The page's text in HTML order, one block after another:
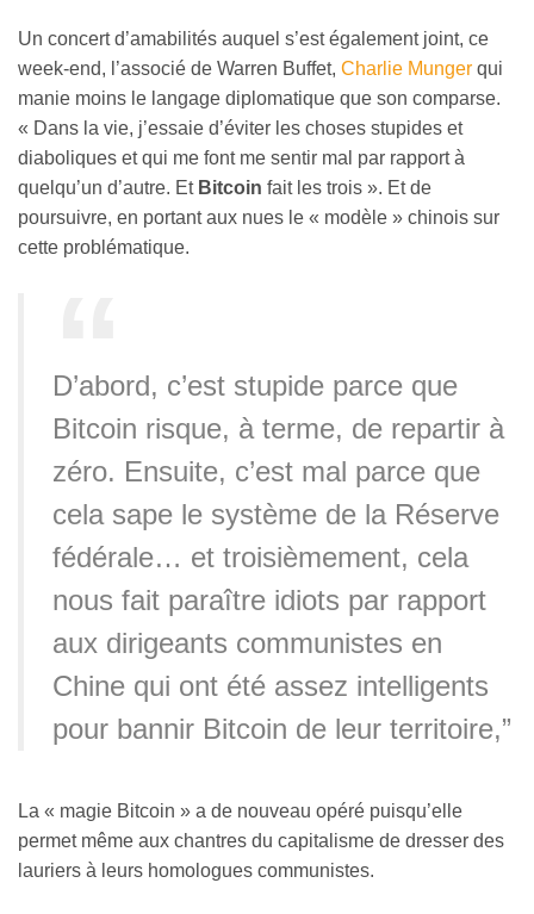
Un concert d’amabilités auquel s’est également joint, ce
week-end, l’associé de Warren Buffet, Charlie Munger qui
manie moins le langage diplomatique que son comparse.
« Dans la vie, j’essaie d’éviter les choses stupides et
diaboliques et qui me font me sentir mal par rapport à
quelqu’un d’autre. Et Bitcoin fait les trois ». Et de
poursuivre, en portant aux nues le « modèle » chinois sur
cette problématique.
D’abord, c’est stupide parce que
Bitcoin risque, à terme, de repartir à
zéro. Ensuite, c’est mal parce que
cela sape le système de la Réserve
fédérale… et troisièmement, cela
nous fait paraître idiots par rapport
aux dirigeants communistes en
Chine qui ont été assez intelligents
pour bannir Bitcoin de leur territoire,”
La « magie Bitcoin » a de nouveau opéré puisqu’elle
permet même aux chantres du capitalisme de dresser des
lauriers à leurs homologues communistes.